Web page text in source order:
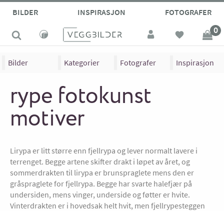
BILDER INSPIRASJON FOTOGRAFER
0
Bilder Kategorier Fotografer Inspirasjon
rype fotokunst
motiver
Lirypa er litt større enn fjellrypa og lever normalt lavere i
terrenget. Begge artene skifter drakt i løpet av året, og
sommerdrakten til lirypa er brunspraglete mens den er
gråspraglete for fjellrypa. Begge har svarte halefjær på
undersiden, mens vinger, underside og føtter er hvite.
Vinterdrakten er i hovedsak helt hvit, men fjellrypesteggen